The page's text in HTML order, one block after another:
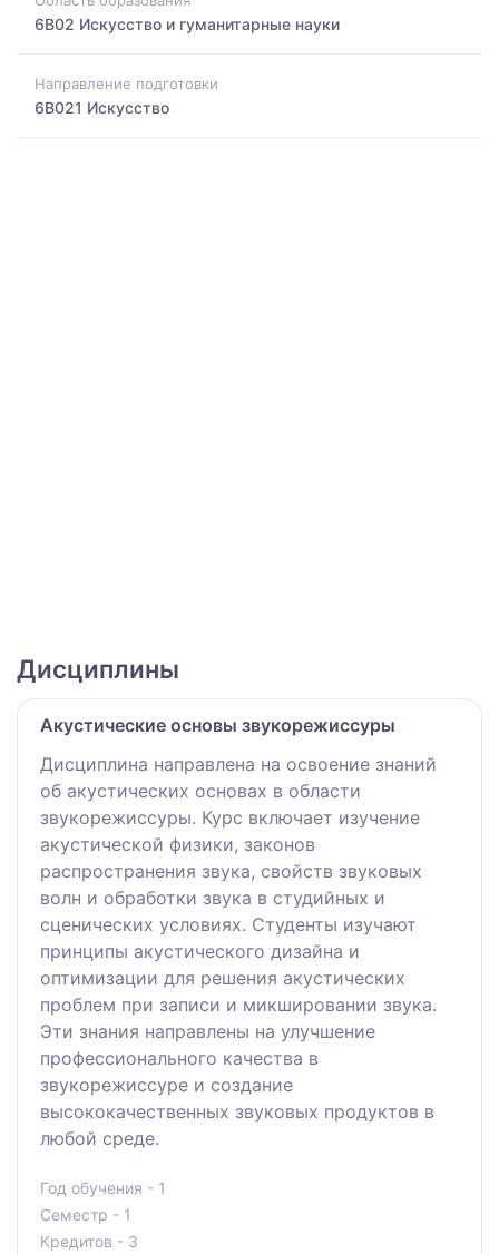
6B02 Искусство и гуманитарные науки
Направление подготовки
6B021 Искусство
Дисциплины
Акустические основы звукорежиссуры
Дисциплина направлена на освоение знаний
об акустических основах в области
звукорежиссуры. Курс включает изучение
акустической физики, законов
распространения звука, свойств звуковых
волн и обработки звука в студийных и
сценических условиях. Студенты изучают
принципы акустического дизайна и
оптимизации для решения акустических
проблем при записи и микшировании звука.
Эти знания направлены на улучшение
профессионального качества в
звукорежиссуре и создание
высококачественных звуковых продуктов в
любой среде.
Год обучения - 1
Семестр - 1
Кредитов - 3